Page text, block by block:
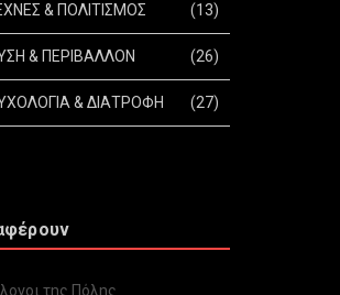
& ΠΟΛΙΤΙΣΜΟΣ (13)
& ΠΕΡΙΒΑΛΛΟΝ (26)
& ΔΙΑΤΡΟΦΗ (27)
της Πόλης